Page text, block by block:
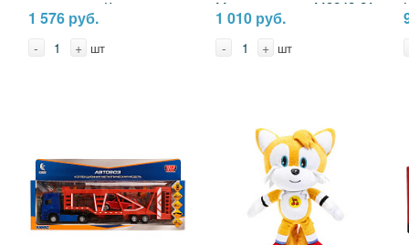
озвученная Карапуз
83033DASHA23 (18)
1 576 руб.
- + шт
Мульти-пульти M9843-21
1 010 руб.
- + шт